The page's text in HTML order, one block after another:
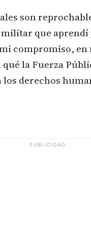
son
que aprendí
compromiso,
la Fuerza
derechos
PUBLICIDAD